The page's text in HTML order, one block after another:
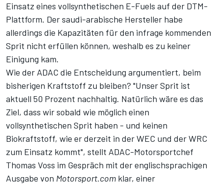
Einsatz eines vollsynthetischen E-Fuels auf der DTM-
Plattform. Der saudi-arabische Hersteller habe
allerdings die Kapazitäten für den infrage kommenden
Sprit nicht erfüllen können, weshalb es zu keiner
Einigung kam.
Wie der ADAC die Entscheidung argumentiert, beim
bisherigen Kraftstoff zu bleiben? "Unser Sprit ist
aktuell 50 Prozent nachhaltig. Natürlich wäre es das
Ziel, dass wir sobald wie möglich einen
vollsynthetischen Sprit haben - und keinen
Biokraftstoff, wie er derzeit in der WEC und der WRC
zum Einsatz kommt", stellt ADAC-Motorsportchef
Thomas Voss im Gespräch mit der englischsprachigen
Ausgabe von Motorsport.com klar, einer